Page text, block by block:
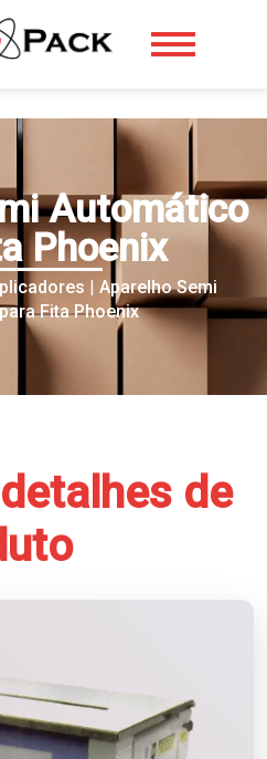
Automático
Phoenix
| Aparelho Semi
Fita Phoenix
de